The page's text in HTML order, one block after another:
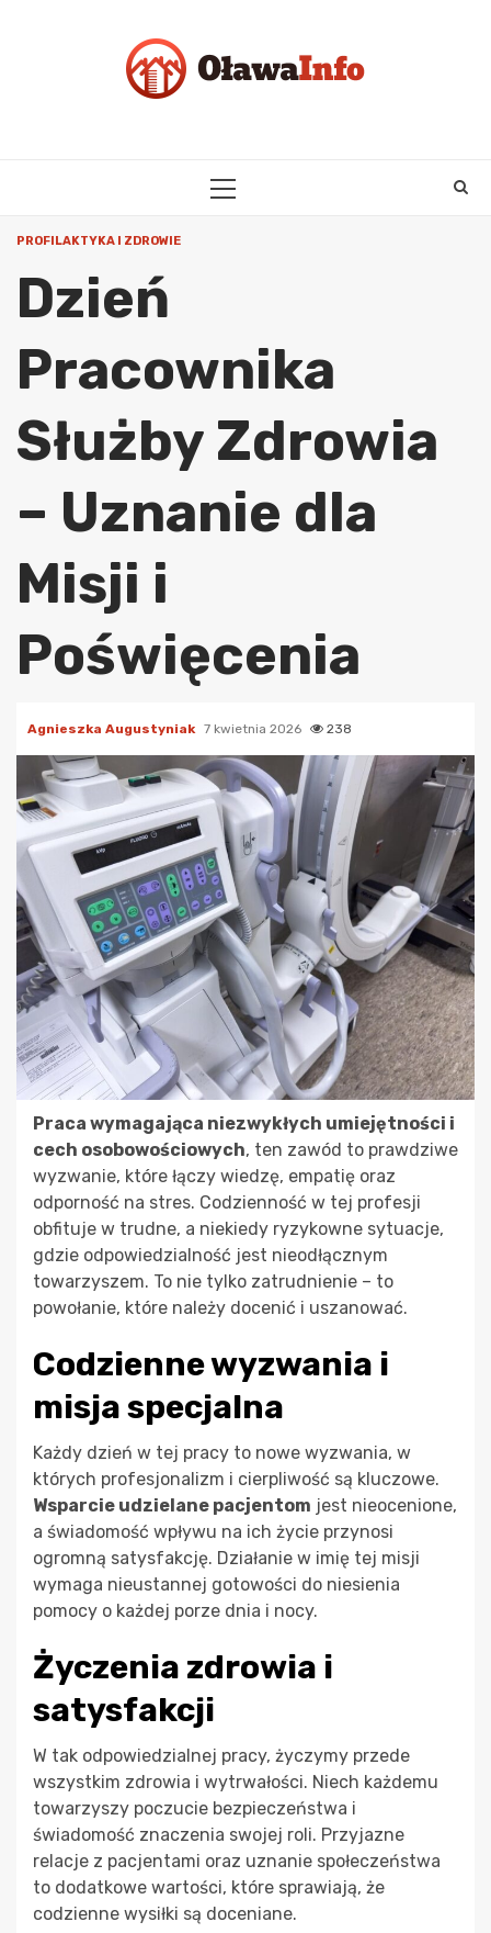
PRIMARY
PROFILAKTYKA I ZDROWIE
Dzień
Pracownika
Służby Zdrowia
– Uznanie dla
Misji i
Poświęcenia
Agnieszka Augustyniak 7 kwietnia 2026 238
Praca wymagająca niezwykłych umiejętności i
cech osobowościowych, ten zawód to prawdziwe
wyzwanie, które łączy wiedzę, empatię oraz
odporność na stres. Codzienność w tej profesji
obfituje w trudne, a niekiedy ryzykowne sytuacje,
gdzie odpowiedzialność jest nieodłącznym
towarzyszem. To nie tylko zatrudnienie – to
powołanie, które należy docenić i uszanować.
Codzienne wyzwania i
misja specjalna
Każdy dzień w tej pracy to nowe wyzwania, w
których profesjonalizm i cierpliwość są kluczowe.
Wsparcie udzielane pacjentom jest nieocenione,
a świadomość wpływu na ich życie przynosi
ogromną satysfakcję. Działanie w imię tej misji
wymaga nieustannej gotowości do niesienia
pomocy o każdej porze dnia i nocy.
Życzenia zdrowia i
satysfakcji
W tak odpowiedzialnej pracy, życzymy przede
wszystkim zdrowia i wytrwałości. Niech każdemu
towarzyszy poczucie bezpieczeństwa i
świadomość znaczenia swojej roli. Przyjazne
relacje z pacjentami oraz uznanie społeczeństwa
to dodatkowe wartości, które sprawiają, że
codzienne wysiłki są doceniane.